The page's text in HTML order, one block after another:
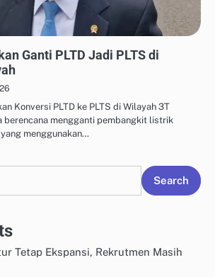
Ganti PLTD Jadi PLTS di
Konversi PLTD ke PLTS di Wilayah 3T
berencana mengganti pembangkit listrik
menggunakan…
Search
Tetap Ekspansi, Rekrutmen Masih